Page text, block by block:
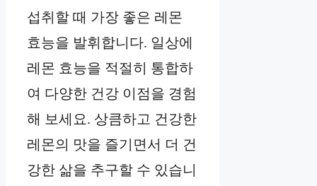
섭취할 때 가장 좋은 레몬
효능을 발휘합니다. 일상에
레몬 효능을 적절히 통합하
여 다양한 건강 이점을 경험
해 보세요. 상큼하고 건강한
레몬의 맛을 즐기면서 더 건
강한 삶을 추구할 수 있습니